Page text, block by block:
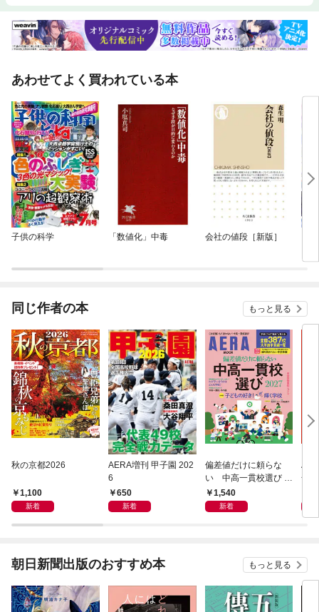
14人の子だくさん・画家たちとの競争・超寡作・早すぎる死▽フェルメー
ル作品ギャラリー ▽フェルメール作品ギャラリー解説・佐藤晃子▽ざ
っくり西洋美術史解説 ▽フェルメール37作品大きさ比べ ▽偏
ILENE MATSUZAKI／小野正嗣▽展覧会監修、宮下規久朗教授が教える 1
ッツの元私邸、マウリッツハイス美術館 ▽斎藤美奈子の読書案
内 ▽展覧会情報▽大阪中之島美術館担当学芸員、小川知子さん
来日作品ここに注目！▽小川知子学芸員がおすすめ！ 美術展寄り道グル
メ
あわせてよく買われている本
子供の科学 「数値化」中毒 会社の値段［新版］
ラ
同じ作者の本 もっと見る
秋の京都2026
1,100
新着
AERA増刊 甲子園 202
6
650
新着
偏差値だけに頼らな
い 中高一貫校選び 2
0271,540
新着
号
朝日新聞出版のおすすめ本 もっと見る